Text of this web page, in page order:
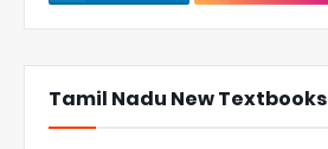
Tamil Nadu New Textbooks